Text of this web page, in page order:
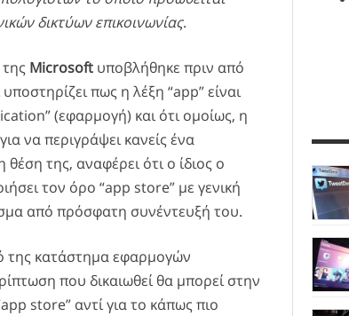
δικτύων επικοινωνίας.
Microsoft υποβλήθηκε πριν από
πως η λέξη “app” είναι
(εφαρμογή) και ότι ομοίως, η
να περιγράψει κανείς ένα
θέση της, αναφέρει ότι ο ίδιος ο
τον όρο “app store” με γενική
από πρόσφατη συνέντευξή του.
της κατάστημα εφαρμογών
που δικαιωθεί θα μπορεί στην
store” αντί για το κάπως πιο